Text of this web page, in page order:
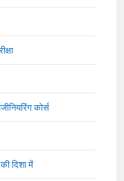
कोर्स
दिशा में